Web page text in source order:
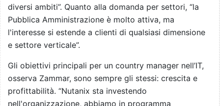
diversi ambiti”. Quanto alla domanda per settori, “la
Pubblica Amministrazione è molto attiva, ma
l'interesse si estende a clienti di qualsiasi dimensione
e settore verticale”.
Gli obiettivi principali per un country manager nell’IT,
osserva Zammar, sono sempre gli stessi: crescita e
profittabilità. “Nutanix sta investendo
nell'organizzazione, abbiamo in programma